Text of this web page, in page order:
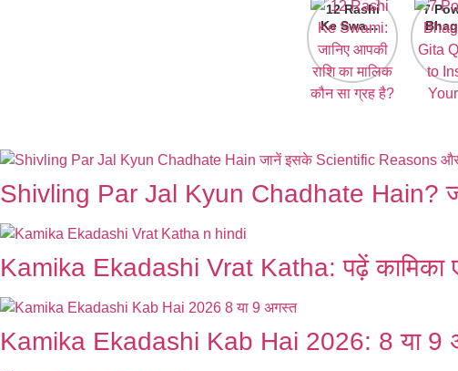
12 Rashi
Ke Swami:
जानिए आपकी
राशि का मालिक
कौन सा ग्रह
है?
7
Shivling Par Jal Kyun Chadhate Hain?
Kamika Ekadashi Vrat Katha: पढ़ें कामिका
Kamika Ekadashi Kab Hai 2026: 8 या 9